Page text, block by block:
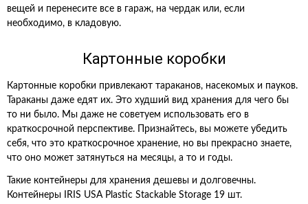
вещей и перенесите все в гараж, на чердак или, если
необходимо, в кладовую.
Картонные коробки
Картонные коробки привлекают тараканов, насекомых и пауков.
Тараканы даже едят их. Это худший вид хранения для чего бы
то ни было. Мы даже не советуем использовать его в
краткосрочной перспективе. Признайтесь, вы можете убедить
себя, что это краткосрочное хранение, но вы прекрасно знаете,
что оно может затянуться на месяцы, а то и годы.
Такие контейнеры для хранения дешевы и долговечны.
Контейнеры IRIS USA Plastic Stackable Storage 19 шт.